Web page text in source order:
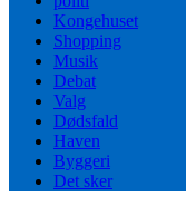
Kongehuset
Shopping
Musik
Debat
Valg
Dødsfald
Haven
Byggeri
Det sker